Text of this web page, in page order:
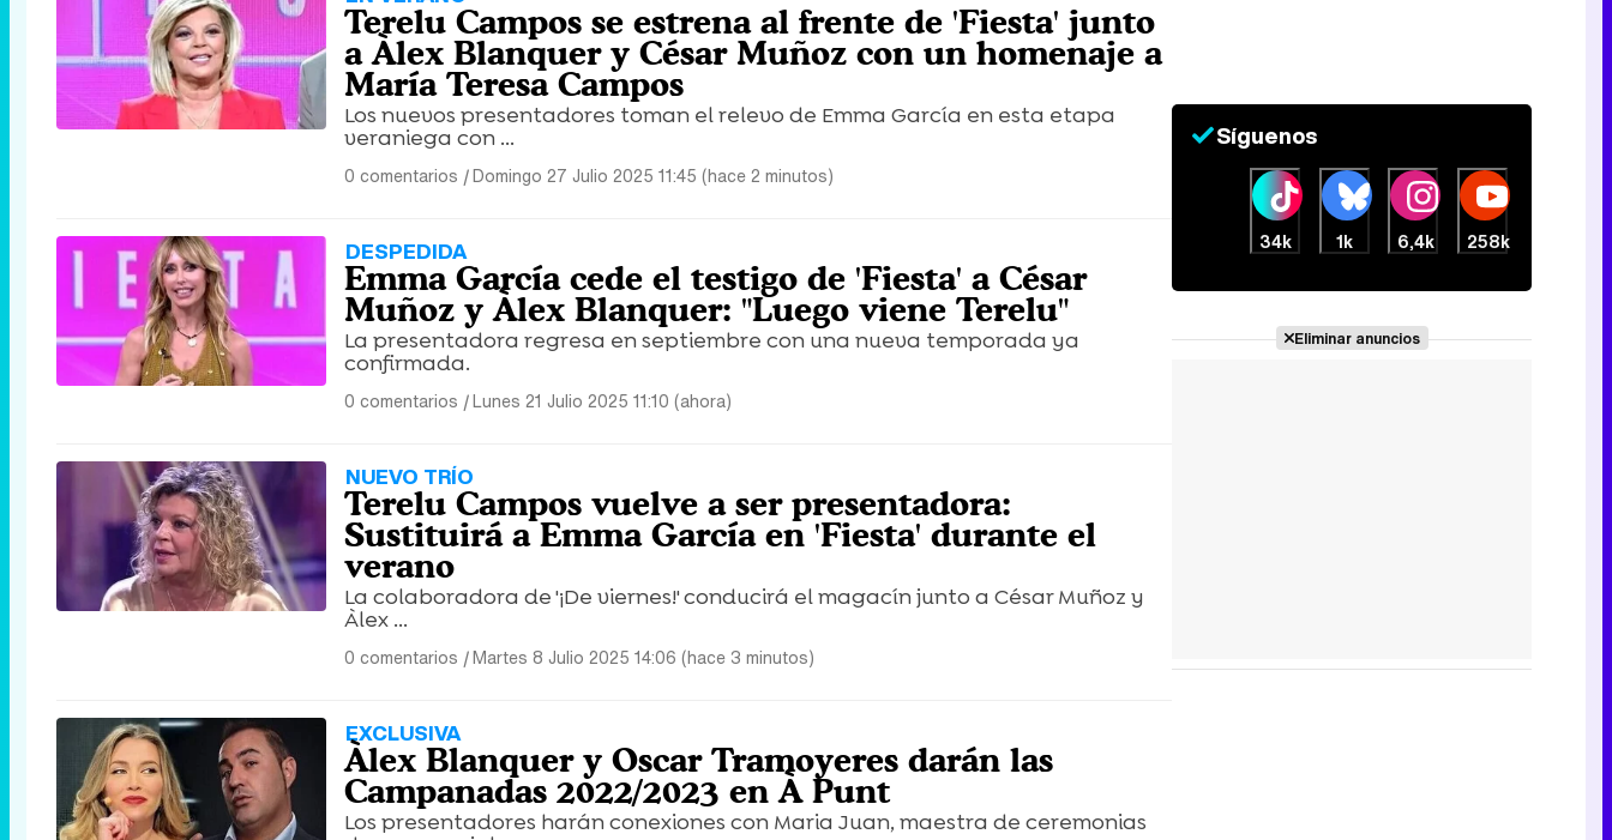
Terelu Campos se estrena al frente de 'Fiesta' junto
a Àlex Blanquer y César Muñoz con un homenaje a
María Teresa Campos
Los nuevos presentadores toman el relevo de Emma García en esta etapa
veraniega con ...
0 comentarios |Domingo 27 Julio 2025 11:45 (hace 2 minutos)
DESPEDIDA
Emma García cede el testigo de 'Fiesta' a César
Muñoz y Àlex Blanquer: "Luego viene Terelu"
La presentadora regresa en septiembre con una nueva temporada ya
confirmada.
0 comentarios |Lunes 21 Julio 2025 11:10 (ahora)
NUEVO TRÍO
Terelu Campos vuelve a ser presentadora:
Sustituirá a Emma García en 'Fiesta' durante el
verano
La colaboradora de '¡De viernes!' conducirá el magacín junto a César Muñoz y
Àlex ...
0 comentarios |Martes 8 Julio 2025 14:06 (hace 3 minutos)
EXCLUSIVA
Àlex Blanquer y Oscar Tramoyeres darán las
Campanadas 2022/2023 en À Punt
Los presentadores harán conexiones con Maria Juan, maestra de ceremonias
Síguenos
34k 1k 6,4k 258k
Eliminar anuncios